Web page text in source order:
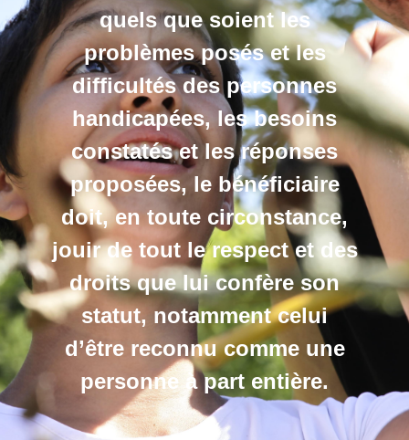
quels que soient les
problèmes posés et les
difficultés des personnes
handicapées, les besoins
constatés et les réponses
proposées, le bénéficiaire
doit, en toute circonstance,
jouir de tout le respect et des
droits que lui confère son
statut, notamment celui
d’être reconnu comme une
personne à part entière.